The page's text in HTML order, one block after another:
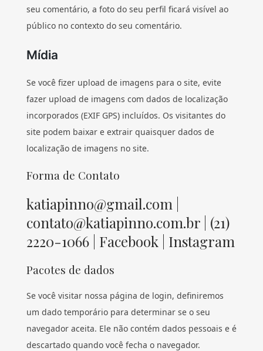
seu comentário, a foto do seu perfil ficará visível ao
público no contexto do seu comentário.
Mídia
Se você fizer upload de imagens para o site, evite
fazer upload de imagens com dados de localização
incorporados (EXIF GPS) incluídos. Os visitantes do
site podem baixar e extrair quaisquer dados de
localização de imagens no site.
Forma de Contato
katiapinno@gmail.com |
contato@katiapinno.com.br | (21)
2220-1066 | Facebook Instagram
Pacotes de dados
Se você visitar nossa página de login, definiremos
um dado temporário para determinar se o seu
navegador aceita. Ele não contém dados pessoais e é
descartado quando você fecha o navegador.